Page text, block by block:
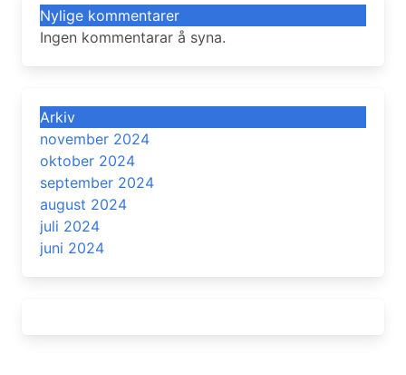
Nylige kommentarer
Ingen kommentarar å syna.
Arkiv
november 2024
oktober 2024
september 2024
august 2024
juli 2024
juni 2024